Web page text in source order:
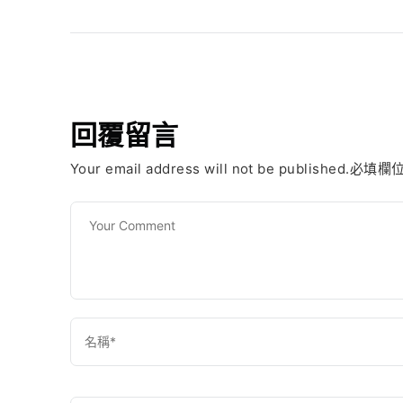
回覆留言
Your email address will not be published.必填欄